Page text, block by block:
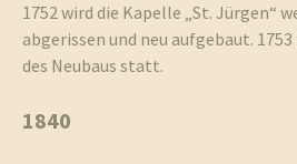
1752 wird die Kapelle „St. Jürgen“
abgerissen und neu aufgebaut.
des Neubaus statt.
1840